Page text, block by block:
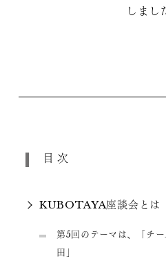
しまし
目次
KUBOTAYA座談会とは
第5回のテーマは、「チ
田」